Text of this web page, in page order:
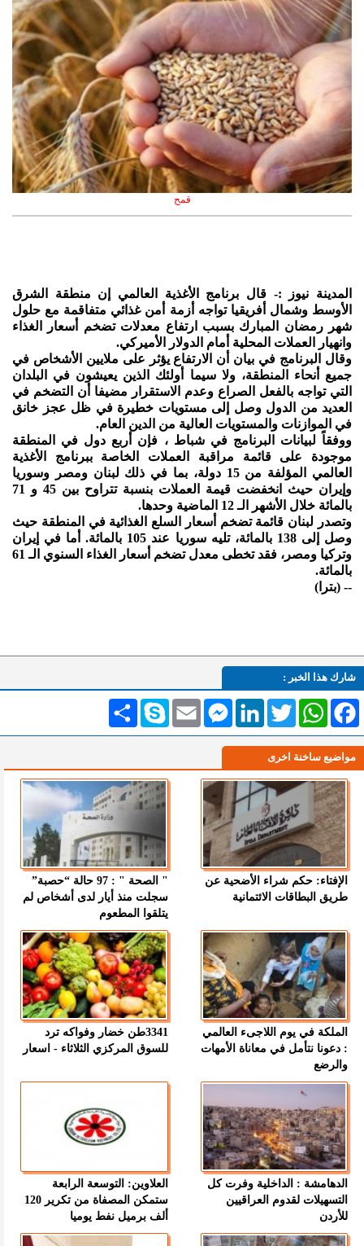
قمح
المدينة نيوز :- قال برنامج الأغذية العالمي إن منطقة الشرق
الأوسط وشمال أفريقيا تواجه أزمة أمن غذائي متفاقمة مع حلول
شهر رمضان المبارك بسبب ارتفاع معدلات تضخم أسعار الغذاء
وانهيار العملات المحلية أمام الدولار الأميركي.
وقال البرنامج في بيان أن الارتفاع يؤثر على ملايين الأشخاص في
جميع أنحاء المنطقة، ولا سيما أولئك الذين يعيشون في البلدان
التي تواجه بالفعل الصراع وعدم الاستقرار مضيفا أن التضخم في
العديد من الدول وصل إلى مستويات خطيرة في ظل عجز خانق
في الموازنات والمستويات العالية من الدين العام.
ووفقاً لبيانات البرنامج في شباط ، فإن أربع دول في المنطقة
موجودة على قائمة مراقبة العملات الخاصة ببرنامج الأغذية
العالمي المؤلفة من 15 دولة، بما في ذلك لبنان ومصر وسوريا
وإيران حيث انخفضت قيمة العملات بنسبة تتراوح بين 45 و 71
بالمائة خلال الأشهر الـ 12 الماضية وحدها.
وتصدر لبنان قائمة تضخم أسعار السلع الغذائية في المنطقة حيث
وصل إلى 138 بالمائة، تليه سوريا عند 105 بالمائة. أما في إيران
وتركيا ومصر، فقد تخطى معدل تضخم أسعار الغذاء السنوي الـ 61
بالمائة.
-- (بترا)
شارك هذا الخبر :
انشر Skype Email
MessengerLinkedInTwitterWhatsAppFacebook
مواضيع ساخنة اخرى
الإفتاء: حكم شراء الأضحية عن
طريق البطاقات الائتمانية
" الصحة " : 97 حالة “حصبة”
سجلت منذ أيار لدى أشخاص لم
يتلقوا المطعوم
الملكة في يوم اللاجىء العالمي
: دعونا نتأمل في معاناة الأمهات
والرضع
3341طن خضار وفواكه ترد
للسوق المركزي الثلاثاء - اسعار
الدهامشة : الداخلية وفرت كل
التسهيلات لقدوم العراقيين
للأردن
العلاوين: التوسعة الرابعة
ستمكن المصفاة من تكرير 120
ألف برميل نفط يوميا